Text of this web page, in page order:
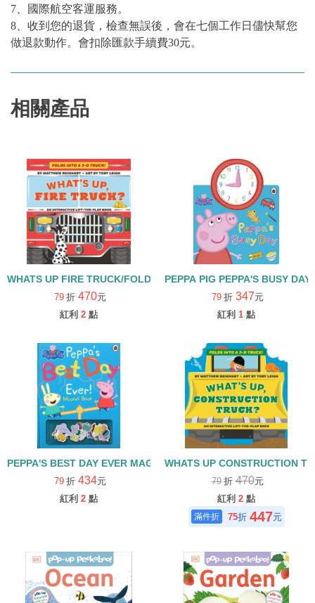
7、國際航空客運服務。
8、收到您的退貨，檢查無誤後，會在七個工作日儘快幫您
做退款動作。會扣除匯款手續費30元。
相關產品
WHATS UP FIRE TRUCK/FOLDS INTO 3D TRUCK/硬頁立體翻翻書
79 折 470元
紅利 2 點
PEPPA PIG PEPPA'S BUSY
79 折 347元
紅利 1 點
PEPPA'S BEST DAY EVER MAGNET BOOK/PEPPA PIG/磁鐵書
79 折 434元
紅利 2 點
WHATS UP CONSTRUCTION
79 折470元
紅利 2 點
75折 447元